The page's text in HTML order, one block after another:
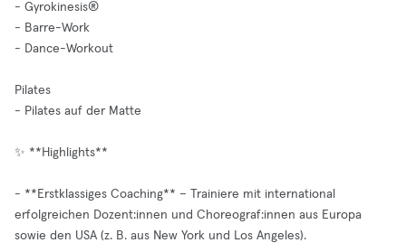
- Gyrokinesis®
- Barre-Work
- Dance-Workout
Pilates
- Pilates auf der Matte
✨ **Highlights**
- **Erstklassiges Coaching** – Trainiere mit international
erfolgreichen Dozent:innen und Choreograf:innen aus Europa
sowie den USA (z. B. aus New York und Los Angeles).